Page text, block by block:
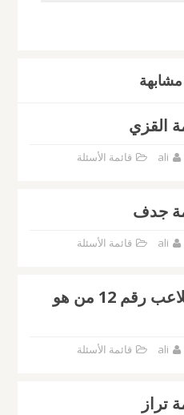
القزي
ali قائمة الأسئلة
جدف
ali قائمة الأسئلة
يطلق عليه اللاعب رقم 12 من هو
ali قائمة الأسئلة
تراز